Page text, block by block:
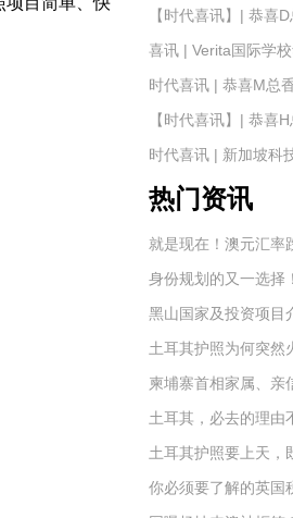
时代喜讯 | 恭喜M总
热门资讯
黑山国家及投资项目
土耳其，必去的理由
你必须要了解的英国